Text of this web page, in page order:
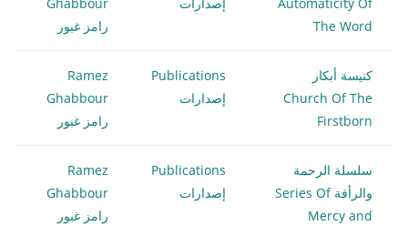
The Word
رامز غبور
كنيسة أبكار
Church Of The
Firstborn
Publications
إصدارات
Ramez
Ghabbour
رامز غبور
سلسلة الرحمة
والرأفة Series Of
Mercy and
Publications
إصدارات
Ramez
Ghabbour
رامز غبور